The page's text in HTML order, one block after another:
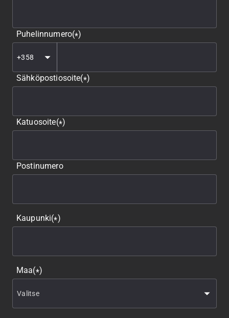
Puhelinnumero(*)
Sähköpostiosoite(*)
Katuosoite(*)
Postinumero
Kaupunki(*)
Maa(*)